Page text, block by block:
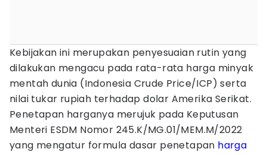
Kebijakan ini merupakan penyesuaian rutin yang
dilakukan mengacu pada rata-rata harga minyak
mentah dunia (Indonesia Crude Price/ICP) serta
nilai tukar rupiah terhadap dolar Amerika Serikat.
Penetapan harganya merujuk pada Keputusan
Menteri ESDM Nomor 245.K/MG.01/MEM.M/2022
yang mengatur formula dasar penetapan harga